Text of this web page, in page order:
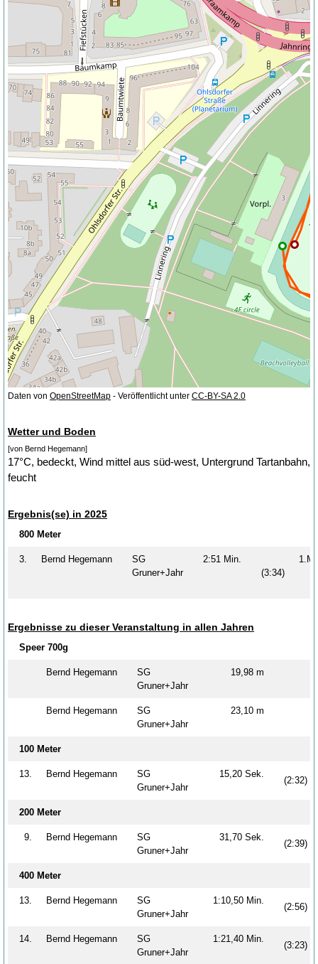
Daten von OpenStreetMap - Veröffentlicht unter CC-BY-SA 2.0
Wetter und Boden
[von Bernd Hegemann]
17°C, bedeckt, Wind mittel aus süd-west, Untergrund Tartanbahn,
feucht
Ergebnis(se) in 2025
800 Meter
3. Bernd Hegemann
SG
Gruner+Jahr
2:51 Min.
(3:34)
Ergebnisse zu dieser Veranstaltung in allen Jahren
Speer 700g
Bernd Hegemann
SG
Gruner+Jahr
19,98 m
Bernd Hegemann
SG
Gruner+Jahr
23,10 m
100 Meter
13. Bernd Hegemann
SG
Gruner+Jahr
15,20 Sek.
(2:32)
200 Meter
9. Bernd Hegemann
SG
Gruner+Jahr
31,70 Sek.
(2:39)
400 Meter
13. Bernd Hegemann
SG
Gruner+Jahr
1:10,50 Min.
(2:56)
14. Bernd Hegemann
SG
Gruner+Jahr
1:21,40 Min.
(3:23)